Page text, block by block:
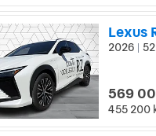
Lexus
2026
569
455 200